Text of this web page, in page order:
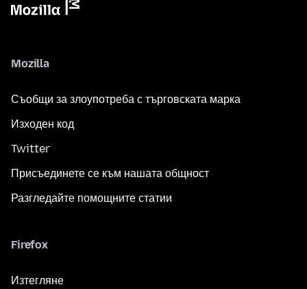
Mozilla
Съобщи за злоупотреба с търговската марка
Изходен код
Twitter
Присъединете се към нашата общност
Разгледайте помощните статии
Firefox
Изтегляне